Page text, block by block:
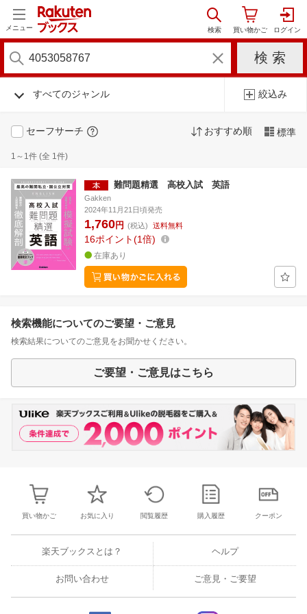
メニュー
すべてのジャンル 絞込み
セーフサーチ おすすめ順 標準
1～1件 (全 1件)
難問題精選 高校入試 英語
Gakken
2024年11月21日頃発売
1,760円 (税込) 送料無料
16ポイント 1倍
在庫あり
検索機能についてのご要望・ご意見
検索結果についてのご意見をお聞かせください。
ご要望・ご意見はこちら
買い物かご お気に入り 閲覧履歴 購入履歴 クーポン
楽天ブックスとは？ ヘルプ
お問い合わせ ご意見・ご要望